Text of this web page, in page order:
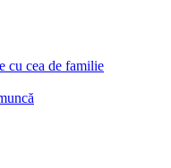
cu cea de familie